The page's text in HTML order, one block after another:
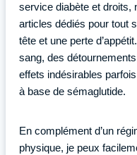
service diabète et droits,
articles dédiés pour tout
tête et une perte
sang, des
effets indésirables
à base de sémaglutide.
En complément d’un
physique, je peux